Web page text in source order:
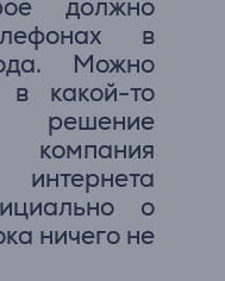
в
Можно
в какой-то
решение
о
ничего не